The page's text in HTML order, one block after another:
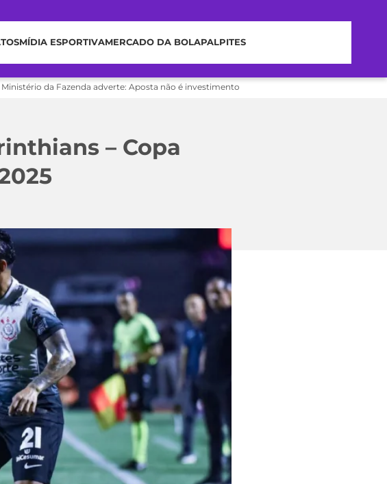
MÍDIA ESPORTIVAMERCADO DA BOLAPALPITES
da Fazenda adverte: Aposta não é investimento
– Copa